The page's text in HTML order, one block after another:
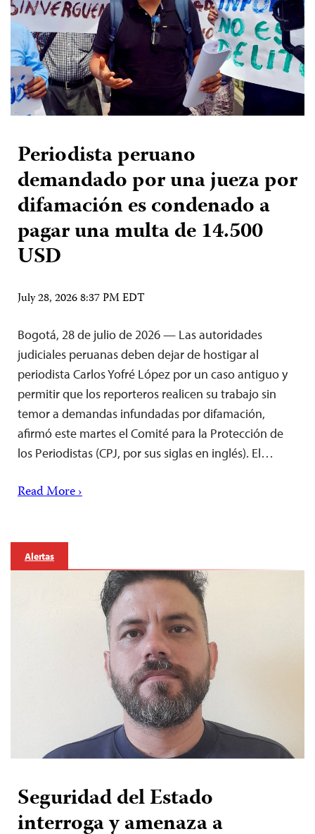
Periodista peruano
demandado por una jueza por
difamación es condenado a
pagar una multa de 14.500
USD
July 28, 2026 8:37 PM EDT
Bogotá, 28 de julio de 2026 — Las autoridades
judiciales peruanas deben dejar de hostigar al
periodista Carlos Yofré López por un caso antiguo y
permitir que los reporteros realicen su trabajo sin
temor a demandas infundadas por difamación,
afirmó este martes el Comité para la Protección de
los Periodistas (CPJ, por sus siglas en inglés). El…
Read More ›
Alertas
Seguridad del Estado
interroga y amenaza a